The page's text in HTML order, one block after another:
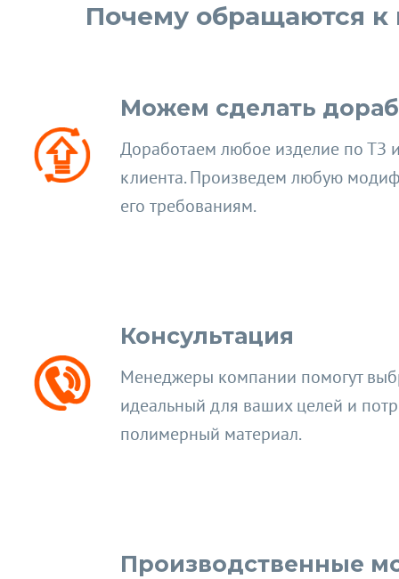
Почему обращаются к
Можем сделать
Доработаем любое изделие по ТЗ
клиента. Произведем любую
его требованиям.
Консультация
Менеджеры компании помогут
идеальный для ваших целей и
полимерный материал.
Производственные